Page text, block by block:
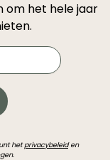
om het hele jaar
hetprivacybeleiden